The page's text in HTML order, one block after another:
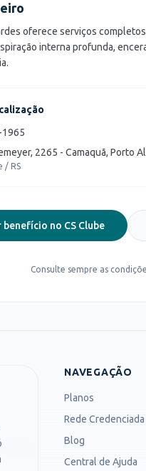
oferece serviços
interna profunda,
1965
2265 - Camaquã, Porto
/ RS
benefício no CS Clube
Consulte sempre as
NAVEGAÇÃO
Planos
Rede Credenciada
Blog
Central de Ajuda